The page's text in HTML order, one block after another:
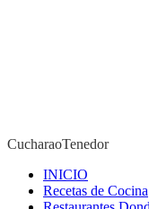
CucharaoTenedor
INICIO
Recetas de Cocina